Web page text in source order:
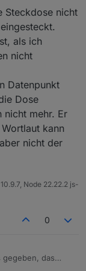
Steckdose nicht
als ich
nicht
Datenpunkt
Dose
nicht mehr. Er
kann
nicht der
Node 22.22.2 js-
0
gegeben, das